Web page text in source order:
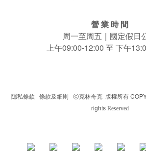
營 業 時 間
周一至周五｜國定假日
上午09:00-12:00 至 下午
隱私條款 條款及細則 Ⓒ克林奇克 版權所有
rights Reserved